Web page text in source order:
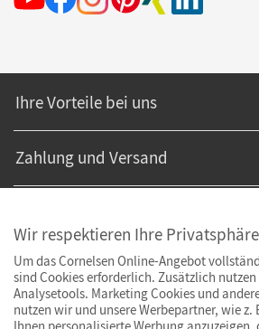
Ihre Vorteile bei uns
Zahlung und Versand
Wir respektieren Ihre Privatsphäre
Um das Cornelsen Online-Angebot
sind Cookies erforderlich. Zusätzlich
Analysetools. Marketing Cookies und
nutzen wir und unsere Werbepartner, wie z.